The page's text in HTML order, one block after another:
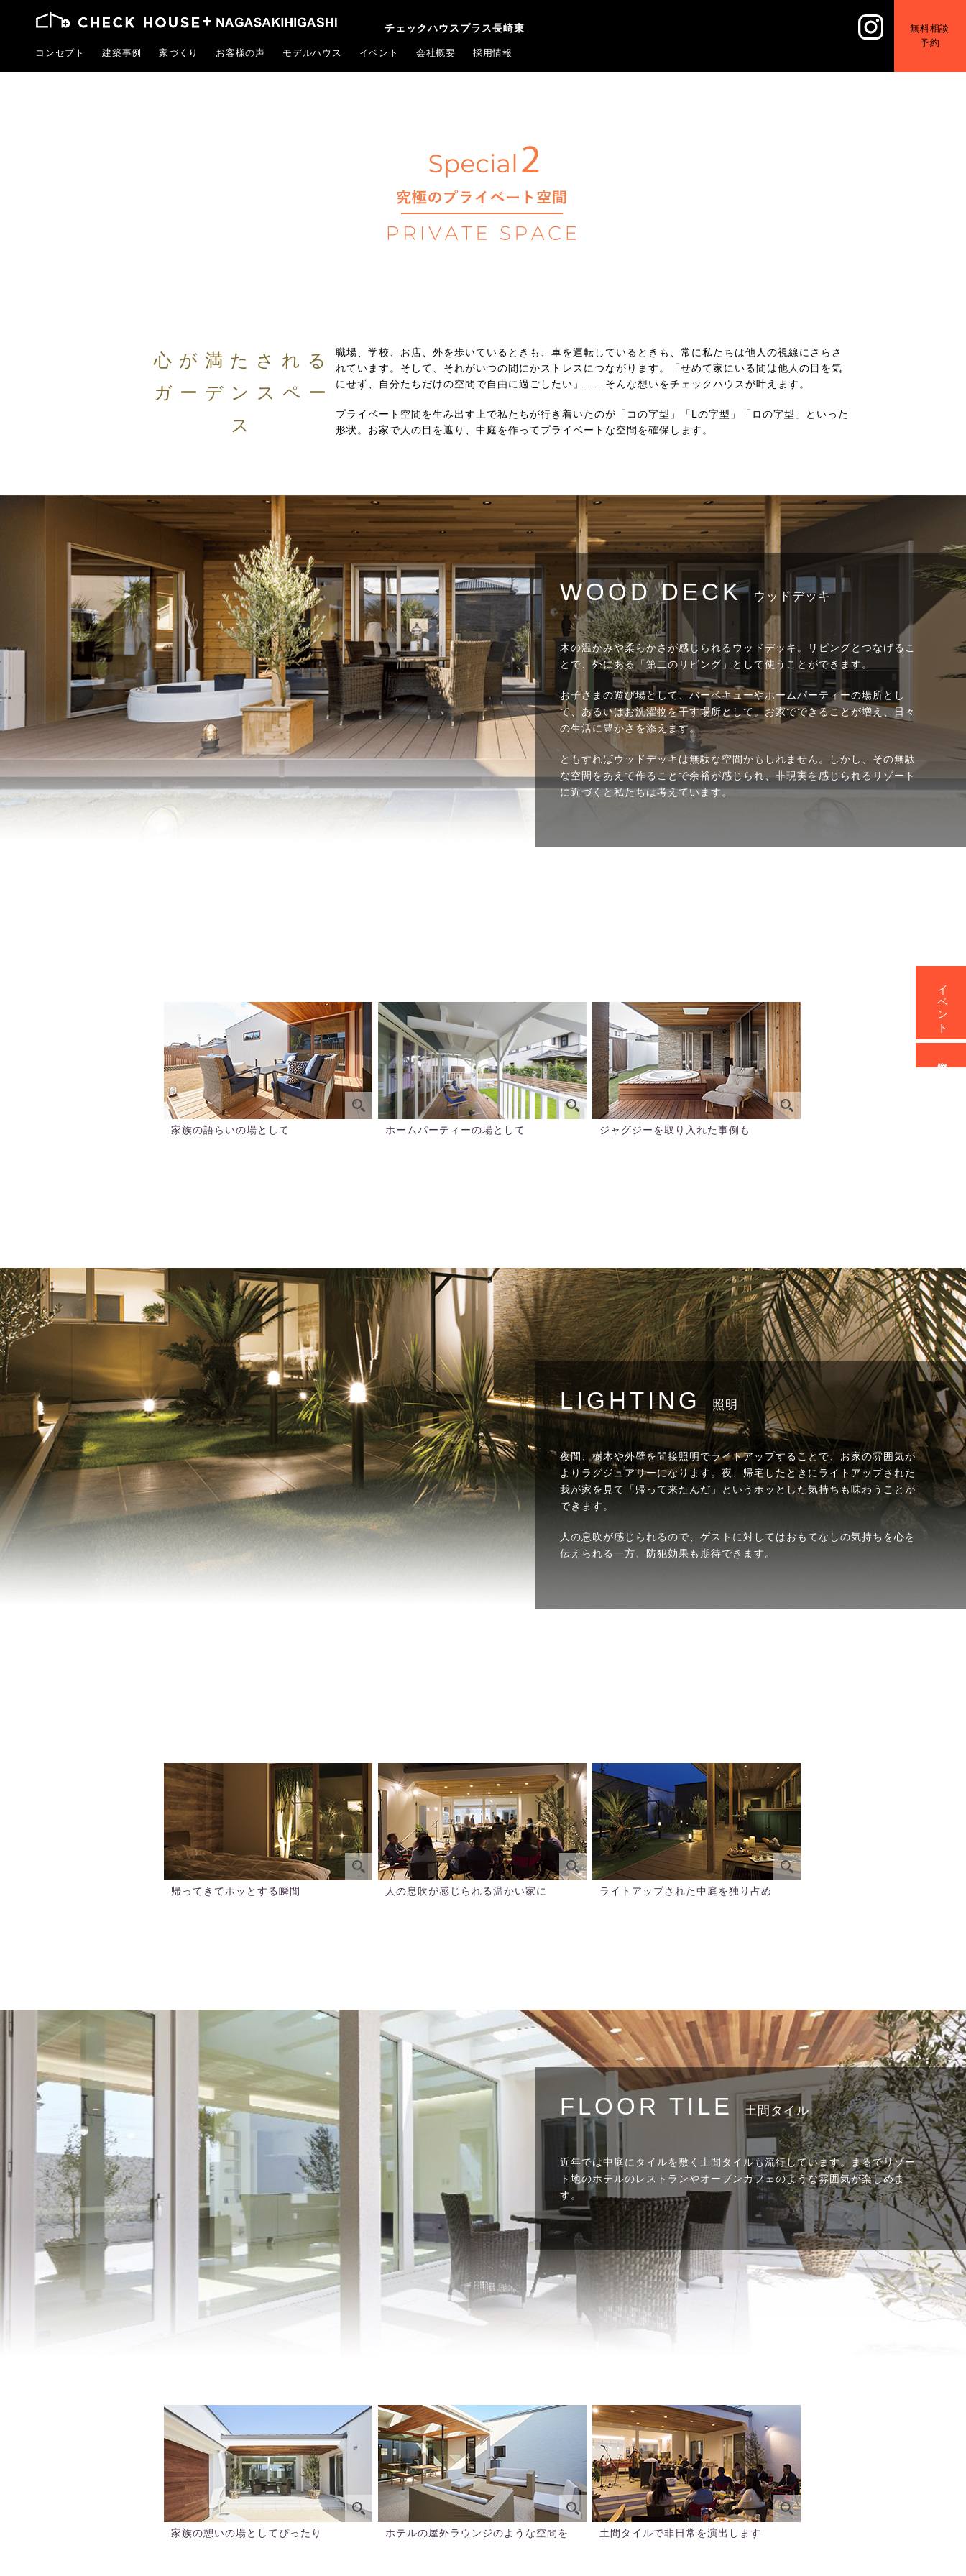
チェックハウスプラス長崎東
コンセプト 建築事例 家づくり お客様の声 モデルハウス イベント 会社概要 採用情報
無料相談
予約
心が満たされる
ガーデンスペー
ス
職場、学校、お店、外を歩いているときも、車を運転しているときも、常に私たちは他人の視線にさらさ
れています。そして、それがいつの間にかストレスにつながります。「せめて家にいる間は他人の目を気
にせず、自分たちだけの空間で自由に過ごしたい」……そんな想いをチェックハウスが叶えます。
プライベート空間を生み出す上で私たちが行き着いたのが「コの字型」「Lの字型」「ロの字型」といった
形状。お家で人の目を遮り、中庭を作ってプライベートな空間を確保します。
WOOD DECK ウッドデッキ
木の温かみや柔らかさが感じられるウッドデッキ。リビングとつなげるこ
とで、外にある「第二のリビング」として使うことができます。
お子さまの遊び場として、バーベキューやホームパーティーの場所とし
て、あるいはお洗濯物を干す場所として。お家でできることが増え、日々
の生活に豊かさを添えます。
ともすればウッドデッキは無駄な空間かもしれません。しかし、その無駄
な空間をあえて作ることで余裕が感じられ、非現実を感じられるリゾート
に近づくと私たちは考えています。
家族の語らいの場として ホームパーティーの場として ジャグジーを取り入れた事例も
LIGHTING 照明
夜間、樹木や外壁を間接照明でライトアップすることで、お家の雰囲気が
よりラグジュアリーになります。夜、帰宅したときにライトアップされた
我が家を見て「帰って来たんだ」というホッとした気持ちも味わうことが
できます。
人の息吹が感じられるので、ゲストに対してはおもてなしの気持ちを心を
伝えられる一方、防犯効果も期待できます。
帰ってきてホッとする瞬間 人の息吹が感じられる温かい家に ライトアップされた中庭を独り占め
FLOOR TILE 土間タイル
近年では中庭にタイルを敷く土間タイルも流行しています。まるでリゾー
ト地のホテルのレストランやオープンカフェのような雰囲気が楽しめま
す。
家族の憩いの場としてぴったり ホテルの屋外ラウンジのような空間を 土間タイルで非日常を演出します
イベント